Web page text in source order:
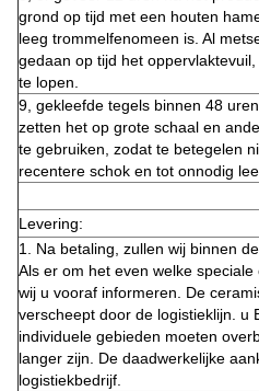
grond op tijd met een houten
leeg trommelfenomeen is. Al
gedaan op tijd het
te lopen.
9, gekleefde tegels binnen 48
zetten het op grote schaal en
te gebruiken, zodat te betegelen
recentere schok en tot onnodig
Levering:
1. Na betaling, zullen wij binnen
Als er om het even welke
wij u vooraf informeren. De
verscheept door de logistieklijn. u
individuele gebieden moeten
langer zijn. De daadwerkelijke
logistiekbedrijf.